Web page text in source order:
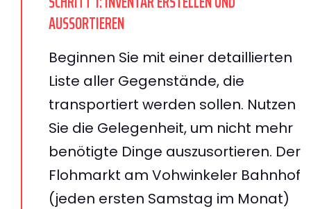
AUSSORTIEREN
Beginnen Sie mit einer detaillierten
Liste aller Gegenstände, die
transportiert werden sollen. Nutzen
Sie die Gelegenheit, um nicht mehr
benötigte Dinge auszusortieren. Der
Flohmarkt am Vohwinkeler Bahnhof
(jeden ersten Samstag im Monat)